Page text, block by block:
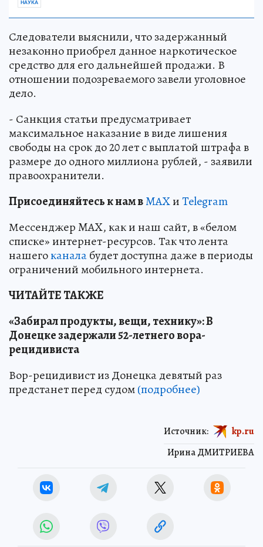
НАУКА
Следователи выяснили, что задержанный
незаконно приобрел данное наркотическое
средство для его дальнейшей продажи. В
отношении подозреваемого завели уголовное
дело.
- Санкция статьи предусматривает
максимальное наказание в виде лишения
свободы на срок до 20 лет с выплатой штрафа в
размере до одного миллиона рублей, - заявили
правоохранители.
Присоединяйтесь к нам вMAXиTelegram
Мессенджер MAX, как и наш сайт, в «белом
списке» интернет-ресурсов. Так что лента
нашегоканалабудет доступна даже в периоды
ограничений мобильного интернета.
ЧИТАЙТЕ ТАКЖЕ
«Забирал продукты, вещи, технику»: В
Донецке задержали 52-летнего вора-
рецидивиста
Вор-рецидивист из Донецка девятый раз
предстанет перед судом(подробнее)
Ирина ДМИТРИЕВА
Источник: kp.ru